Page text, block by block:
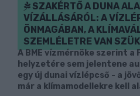
SZAKÉRTŐ A DUNA
VÍZÁLLÁSÁRÓL: A
ÖNMAGÁBAN, A
SZEMLÉLETRE VAN
A BME vízmérnöke szerint a
helyzetére sem jelentene
egy új dunai vízlépcső - a
már a klímamodellekre kell